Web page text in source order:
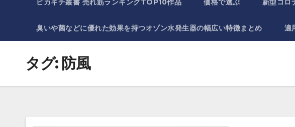
ピカキチ叢書 売れ筋ランキングTOP10作品 価格で選ぶ 新型コロ
臭いや菌などに優れた効果を持つオゾン水発生器の幅広い特徴まとめ 適
タグ: 防風